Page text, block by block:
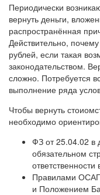
Периодически
вернуть деньги,
распространённая
Действительно,
рублей, если такая
законодательством.
сложно. Потребуется
выполнение ряда
Чтобы вернуть
необходимо
ФЗ от 25.04.02 в
обязательном
Правилами
и Положением